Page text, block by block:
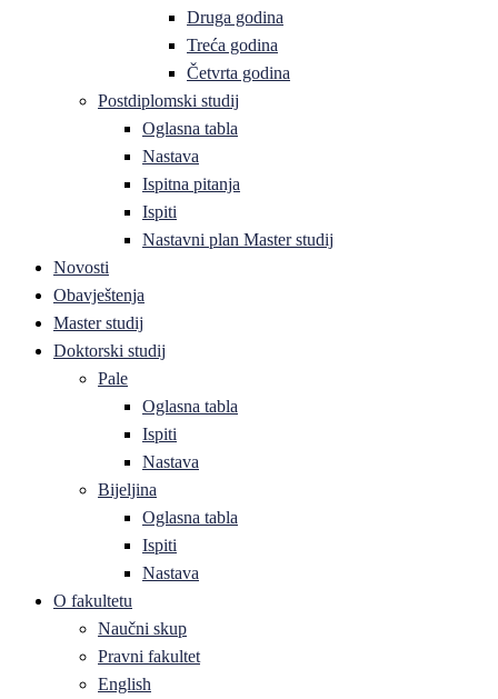
Druga godina
Treća godina
Četvrta godina
Postdiplomski studij
Oglasna tabla
Nastava
Ispitna pitanja
Ispiti
Nastavni plan Master studij
Novosti
Obavještenja
Master studij
Doktorski studij
Pale
Oglasna tabla
Ispiti
Nastava
Bijeljina
Oglasna tabla
Ispiti
Nastava
O fakultetu
Naučni skup
Pravni fakultet
English